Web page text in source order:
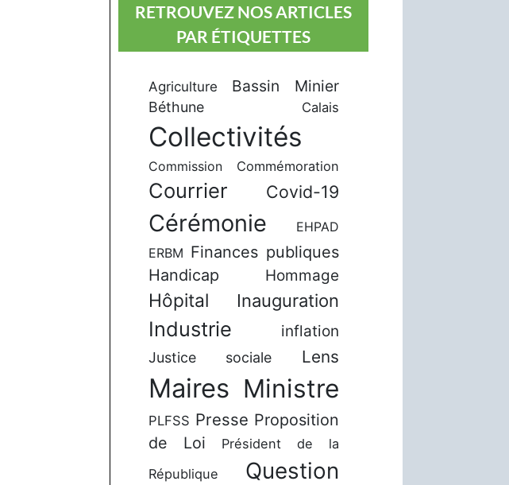
RETROUVEZ NOS ARTICLES
PAR ÉTIQUETTES
Agriculture Bassin Minier
Béthune Calais
Collectivités
Commission Commémoration
Courrier Covid-19
Cérémonie
EHPAD
ERBM Finances publiques
Handicap
Hommage
Hôpital Inauguration
Industrie inflation
Justice sociale Lens
Maires Ministre
PLFSS Presse Proposition
de Loi
Président de la
République
Question